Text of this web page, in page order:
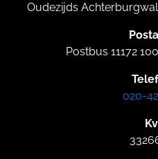
Oudezijds Achterburgwal
Postbus 11172
020-